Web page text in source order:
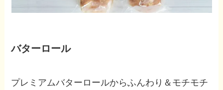
バターロール
プレミアムバターロールからふんわり＆モチモチ